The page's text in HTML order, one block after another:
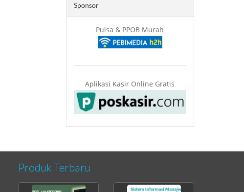
Sponsor
Pulsa & PPOB Murah
Aplikasi Kasir Online Gratis
Produk Terbaru